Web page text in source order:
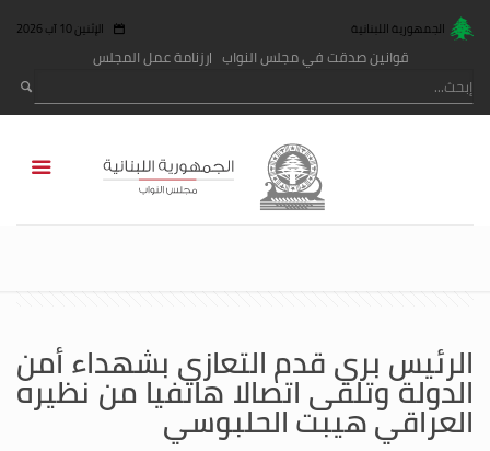
الجمهورية اللبنانية الإثنين 10 آب 2026
قوانين صدقت في مجلس النواب رزنامة عمل المجلس
الرئيس بري قدم التعازي بشهداء أمن
الدولة وتلقى اتصالا هاتفيا من نظيره
العراقي هيبت الحلبوسي